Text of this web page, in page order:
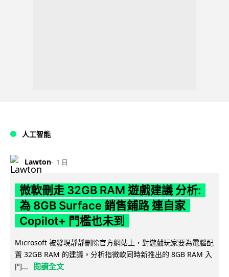
人工智能
Lawton 1 日
微軟刪走 32GB RAM 遊戲建議 分析:
為 8GB Surface 銷售鋪路 連自家
Copilot+ 門檻也未到
Microsoft 被發現靜靜刪除官方網站上，對遊戲玩家要為電腦配
置 32GB RAM 的建議。分析指微軟同時新推出的 8GB RAM 入
門...
閱讀全文